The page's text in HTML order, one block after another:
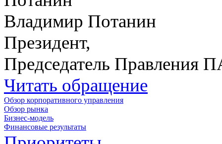
Владимир Потанин
Президент,
Председатель Правления
Читать обращение
Обзор корпоративного управления
Обзор рынка
Бизнес-модель
Финансовые результаты